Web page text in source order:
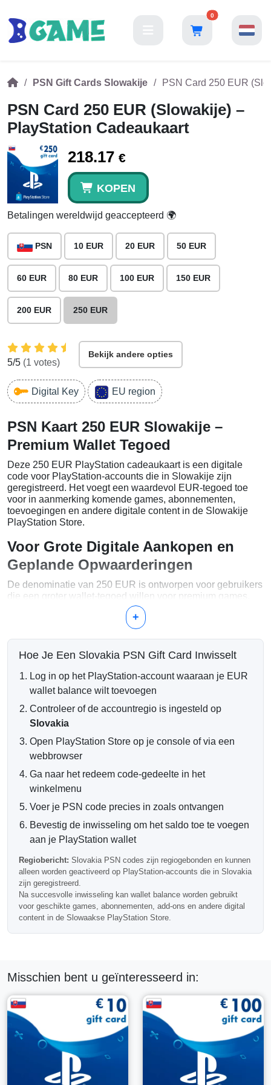
0
PSN Gift Cards Slowakije PSN Card 250 EUR
PSN Card 250 EUR (Slowakije) –
PlayStation Cadeaukaart
218.17 €
KOPEN
Betalingen wereldwijd geaccepteerd 🌍
PSN 10 EUR 20 EUR 50 EUR
60 EUR 80 EUR 100 EUR 150 EUR
200 EUR 250 EUR
5/5 (1 votes)
Bekijk andere opties
Digital Key EU region
PSN Kaart 250 EUR Slowakije –
Premium Wallet Tegoed
Deze 250 EUR PlayStation cadeaukaart is een digitale
code voor PlayStation-accounts die in Slowakije zijn
geregistreerd. Het voegt een waardevol EUR-tegoed toe
voor in aanmerking komende games, abonnementen,
toevoegingen en andere digitale content in de Slowakije
PlayStation Store.
Voor Grote Digitale Aankopen en
Geplande Opwaarderingen
De denominatie van 250 EUR is ontworpen voor gebruikers
die een groter wallet-tegoed willen voor premium games,
meerdere releases, PlayStation Plus, DLC-collecties,
deluxe-edities of verschillende PlayStation Store-aankopen
Gebruik Uw 250 EUR Tegoed Voor
Meerdere volledige PlayStation 4 en PlayStation 5
games
Premium, deluxe en complete game-edities
Aankopen en verlengingen van PlayStation Plus
DLC-collecties, seizoenspassen en uitbreidingen
toevoegingen
Online Code Levering
Uw PSN wallet-code wordt digitaal verzonden na
e-mailadres gestuurd en kan worden ingewisseld op een
compatibel Slowaaks PlayStation-account.
Slowaaks PlayStation Account
Vereist
Belangrijk:deze PlayStation cadeaukaart is alleen geldig
voor PSN-accounts die in Slowakije zijn geregistreerd.
Als uw accountregio anders is, zal de code niet geactiveerd
worden. Controleer altijd de regionale compatibiliteit
Kaart Kopen?
Deze waardevolle optie is praktisch voor frequente
gebruikers van de PlayStation Store die een prepaid tegoed
willen voor grotere bestellingen, toekomstige releases,
abonnementsbetalingen, premium content en digitale
geschenken.
Veelgestelde Vragen
+
Hoe Je Een Slovakia PSN Gift Card Inwisselt
Log in op het PlayStation-account waaraan je EUR
wallet balance wilt toevoegen
Controleer of de accountregio is ingesteld op
Slovakia
Open PlayStation Store op je console of via een
webbrowser
Ga naar het redeem code-gedeelte in het
winkelmenu
Voer je PSN code precies in zoals ontvangen
Bevestig de inwisseling om het saldo toe te voegen
aan je PlayStation wallet
Regiobericht: Slovakia PSN codes zijn regiogebonden en kunnen
alleen worden geactiveerd op PlayStation-accounts die in Slovakia
zijn geregistreerd.
Na succesvolle inwisseling kan wallet balance worden gebruikt
voor geschikte games, abonnementen, add-ons en andere digital
content in de Slowaakse PlayStation Store.
Misschien bent u geïnteresseerd in: